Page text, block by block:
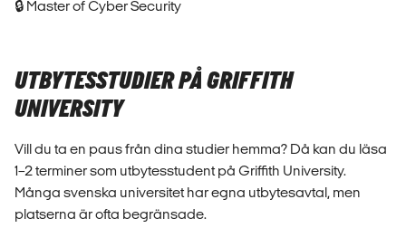
🔒 Master of Cyber Security
UTBYTESSTUDIER PÅ GRIFFITH
UNIVERSITY
Vill du ta en paus från dina studier hemma? Då kan du läsa
1–2 terminer som utbytesstudent på Griffith University.
Många svenska universitet har egna utbytesavtal, men
platserna är ofta begränsade.